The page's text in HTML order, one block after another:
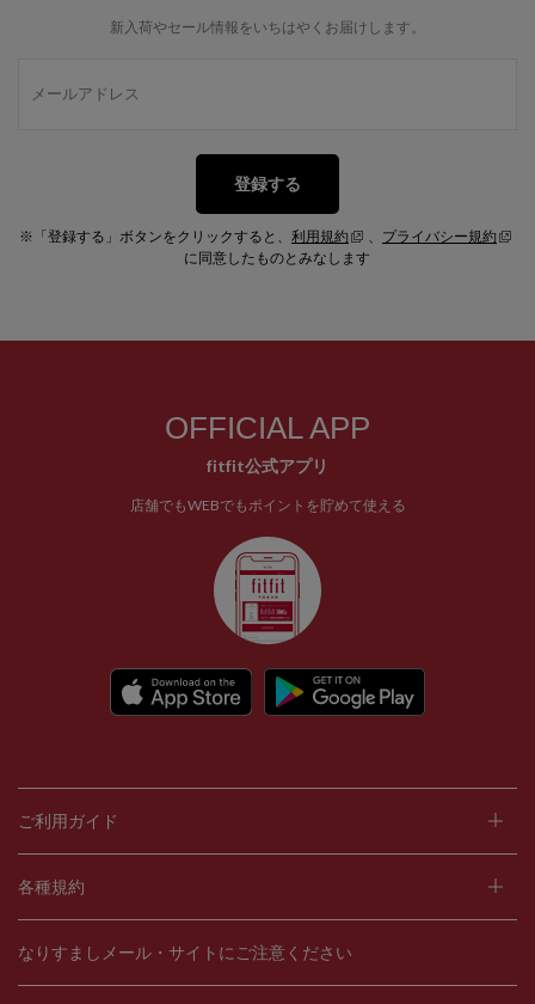
新入荷やセール情報をいちはやくお届けします。
登録する
※「登録する」ボタンをクリックすると、 利用規約
プライバシー規約
に同意したものとみなします
OFFICIAL APP
fitfit公式アプリ
店舗でもWEBでもポイントを貯めて使える
ご利用ガイド
各種規約
なりすましメール・サイトにご注意ください